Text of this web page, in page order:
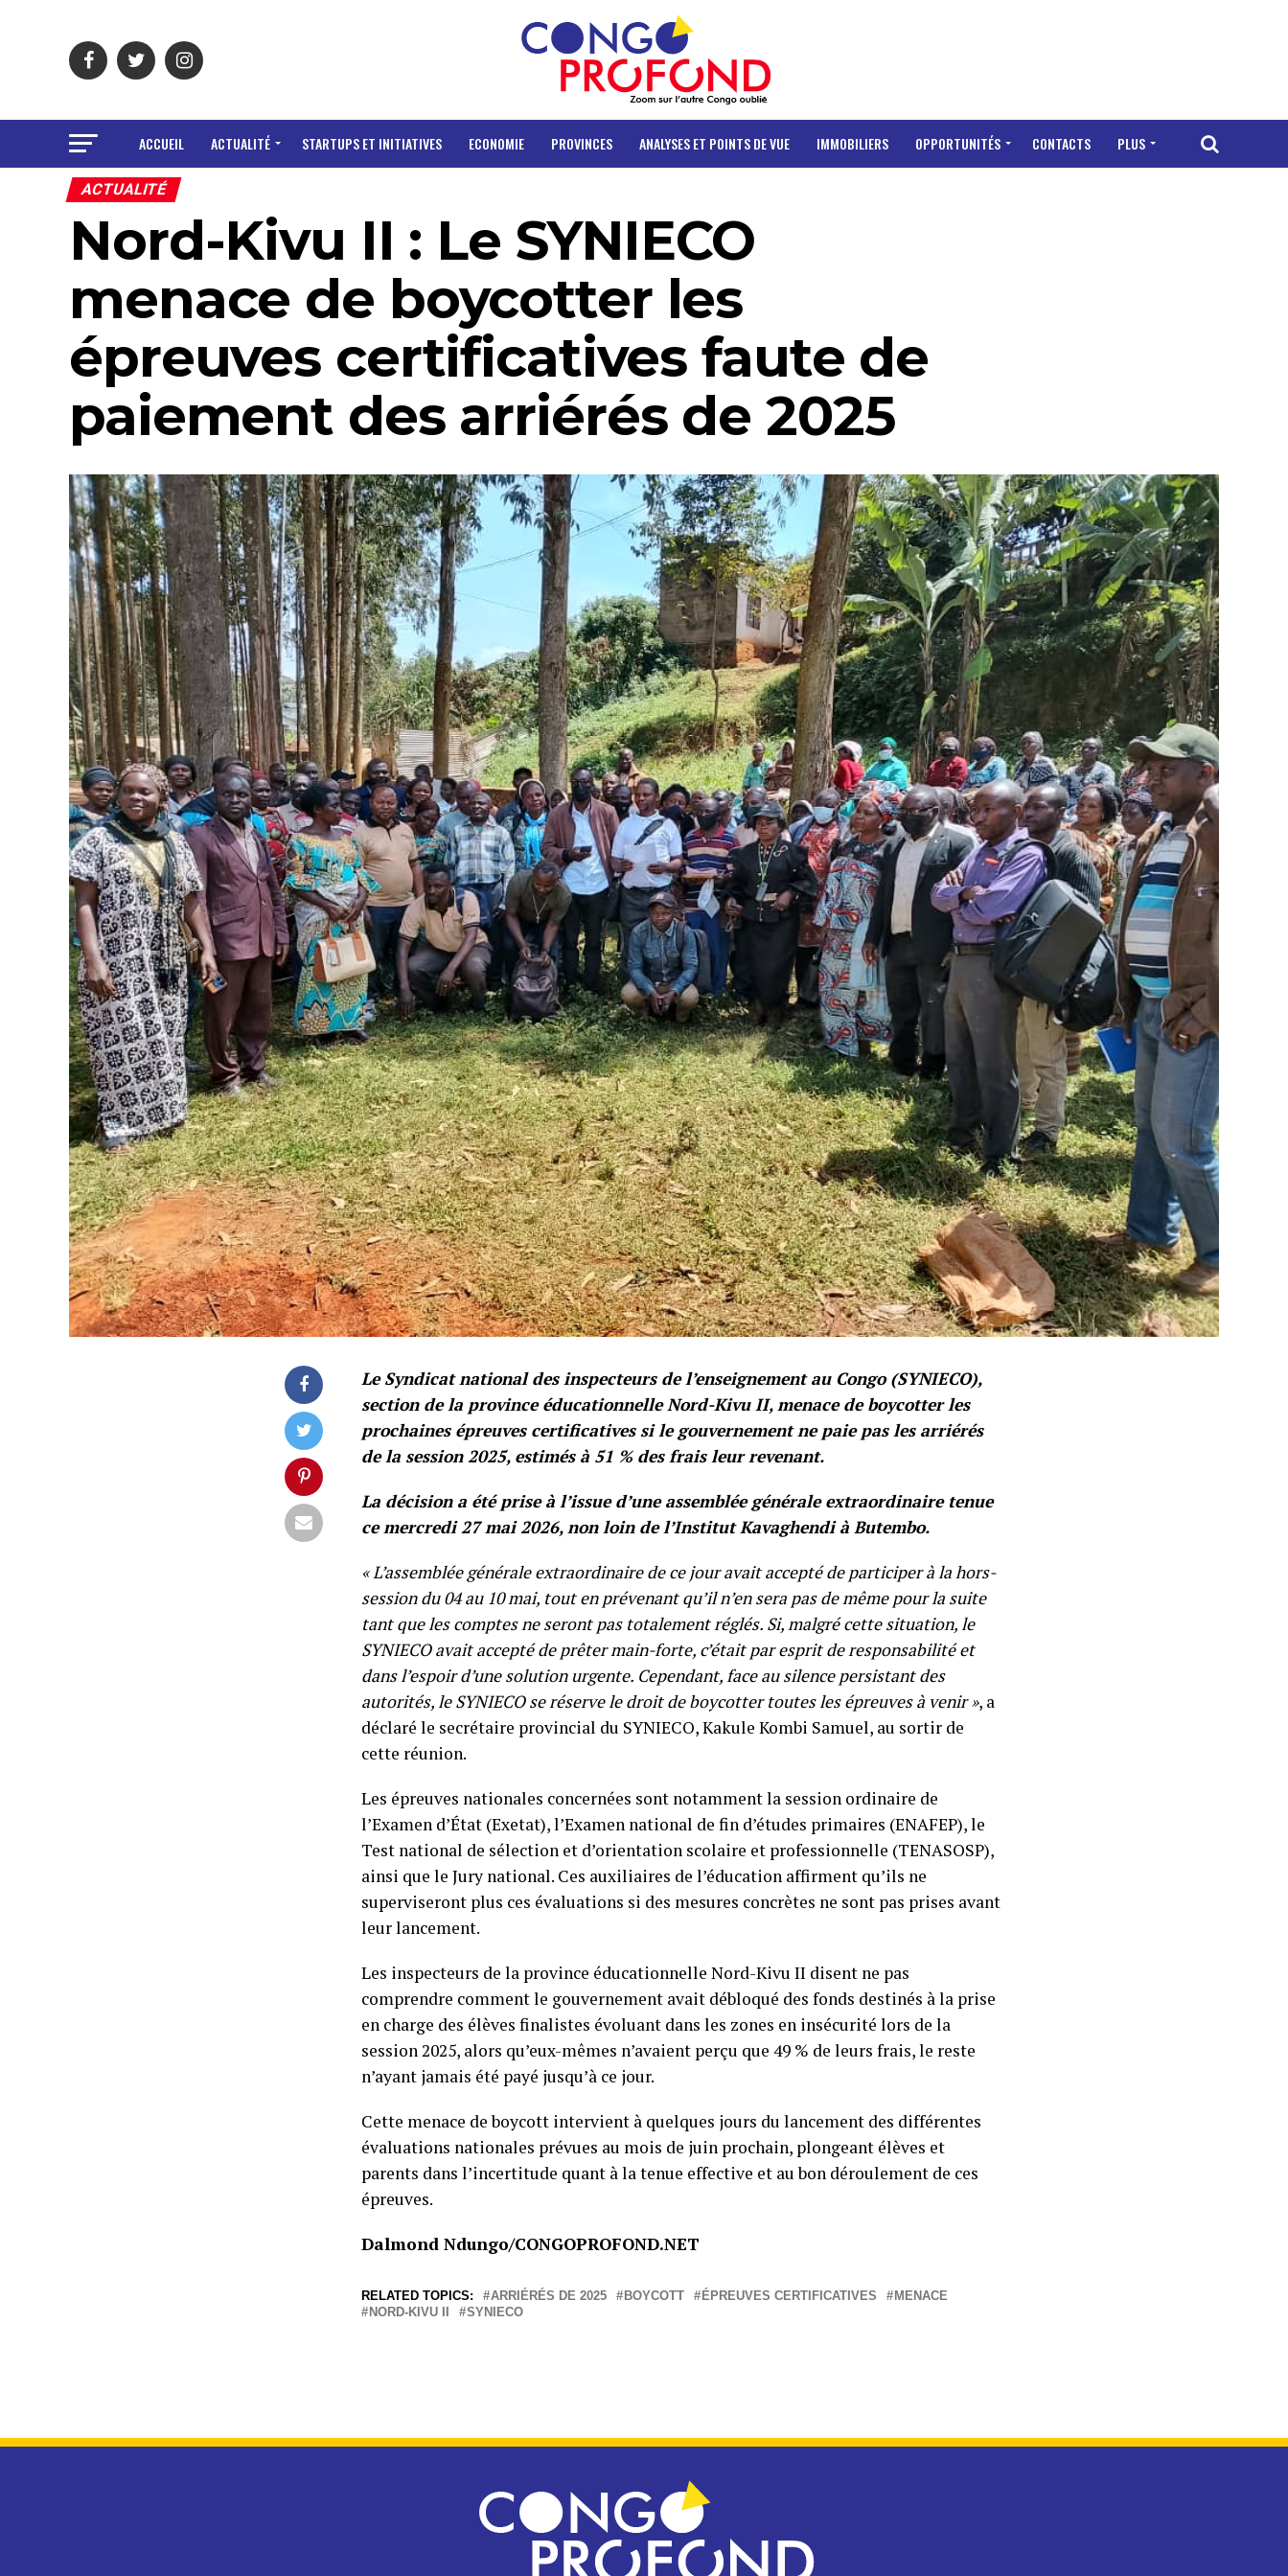
ACCUEIL ACTUALITÉ STARTUPS ET INITIATIVES ECONOMIE PROVINCES ANALYSES ET POINTS DE VUE IMMOBILIERS OPPORTUNITÉS CONTACTS PLUS
ACTUALITÉ
Nord-Kivu II : Le SYNIECO
menace de boycotter les
épreuves certificatives faute de
paiement des arriérés de 2025
Le Syndicat national des inspecteurs de l’enseignement au Congo (SYNIECO),
section de la province éducationnelle Nord-Kivu II, menace de boycotter les
prochaines épreuves certificatives si le gouvernement ne paie pas les arriérés
de la session 2025, estimés à 51 % des frais leur revenant.
La décision a été prise à l’issue d’une assemblée générale extraordinaire tenue
ce mercredi 27 mai 2026, non loin de l’Institut Kavaghendi à Butembo.
« L’assemblée générale extraordinaire de ce jour avait accepté de participer à la hors-
session du 04 au 10 mai, tout en prévenant qu’il n’en sera pas de même pour la suite
tant que les comptes ne seront pas totalement réglés. Si, malgré cette situation, le
SYNIECO avait accepté de prêter main-forte, c’était par esprit de responsabilité et
dans l’espoir d’une solution urgente. Cependant, face au silence persistant des
autorités, le SYNIECO se réserve le droit de boycotter toutes les épreuves à venir », a
déclaré le secrétaire provincial du SYNIECO, Kakule Kombi Samuel, au sortir de
cette réunion.
Les épreuves nationales concernées sont notamment la session ordinaire de
l’Examen d’État (Exetat), l’Examen national de fin d’études primaires (ENAFEP), le
Test national de sélection et d’orientation scolaire et professionnelle (TENASOSP),
ainsi que le Jury national. Ces auxiliaires de l’éducation affirment qu’ils ne
superviseront plus ces évaluations si des mesures concrètes ne sont pas prises avant
leur lancement.
Les inspecteurs de la province éducationnelle Nord-Kivu II disent ne pas
comprendre comment le gouvernement avait débloqué des fonds destinés à la prise
en charge des élèves finalistes évoluant dans les zones en insécurité lors de la
session 2025, alors qu’eux-mêmes n’avaient perçu que 49 % de leurs frais, le reste
n’ayant jamais été payé jusqu’à ce jour.
Cette menace de boycott intervient à quelques jours du lancement des différentes
évaluations nationales prévues au mois de juin prochain, plongeant élèves et
parents dans l’incertitude quant à la tenue effective et au bon déroulement de ces
épreuves.
Dalmond Ndungo/CONGOPROFOND.NET
RELATED TOPICS: ARRIÉRÉS DE 2025 BOYCOTT ÉPREUVES CERTIFICATIVES
MENACE
NORD-KIVU II
SYNIECO